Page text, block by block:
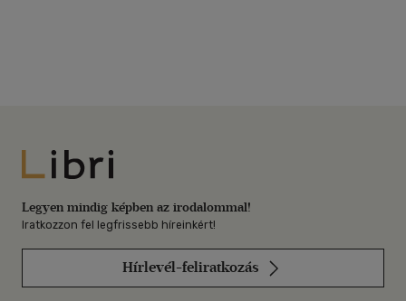
Libri
Legyen mindig képben az irodalommal!
Iratkozzon fel legfrissebb híreinkért!
Hírlevél-feliratkozás